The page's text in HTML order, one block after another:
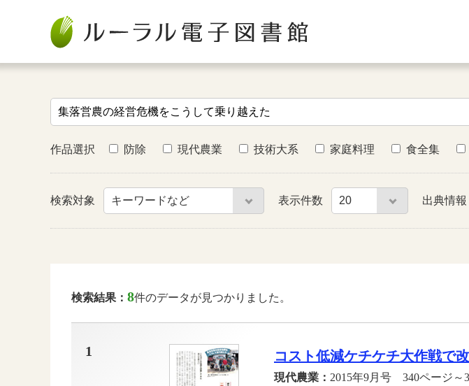
作品選択 防除 現代農業 技術大系 家庭料理 食全集
検索対象 表示件数 出典情報
検索結果： 8件のデータが見つかりました。
1 コスト低減ケチケチ大作戦で
現代農業： 2015年9月号 340ページ～